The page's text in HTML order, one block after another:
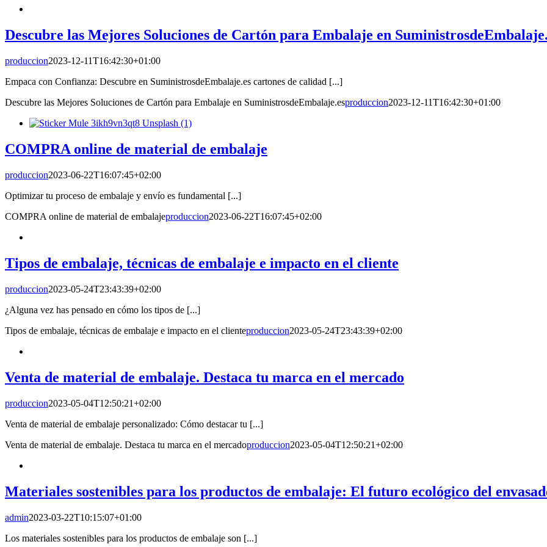
Descubre las Mejores Soluciones de Cartón para Embalaje en
produccion2023-12-11T16:42:30+01:00
Empaca con Confianza: Descubre en SuministrosdeEmbalaje.es cartones de calidad [...]
Descubre las Mejores Soluciones de Cartón para Embalaje en SuministrosdeEmbalaje.esproduccion2023-12-11T16:42:30+01:00
COMPRA online de material de embalaje
produccion2023-06-22T16:07:45+02:00
Optimizar tu proceso de embalaje y envío es fundamental [...]
COMPRA online de material de embalajeproduccion2023-06-22T16:07:45+02:00
Tipos de embalaje, técnicas de embalaje e impacto en el cliente
produccion2023-05-24T23:43:39+02:00
¿Alguna vez has pensado en cómo los tipos de [...]
Tipos de embalaje, técnicas de embalaje e impacto en el clienteproduccion2023-05-24T23:43:39+02:00
Venta de material de embalaje. Destaca tu marca en el mercado
produccion2023-05-04T12:50:21+02:00
Venta de material de embalaje personalizado: Cómo destacar tu [...]
Venta de material de embalaje. Destaca tu marca en el mercadoproduccion2023-05-04T12:50:21+02:00
Materiales sostenibles para los productos de embalaje: El futuro ecológico del
admin2023-03-22T10:15:07+01:00
Los materiales sostenibles para los productos de embalaje son [...]